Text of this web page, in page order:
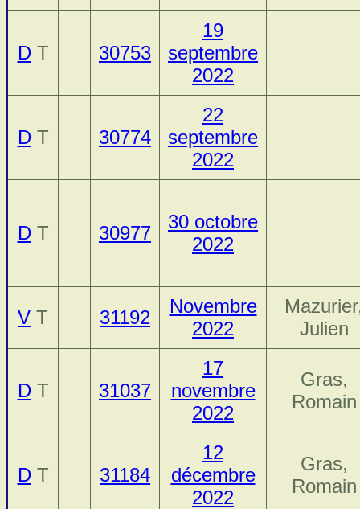
DT 30753
19
septembre
2022
DT 30774
22
septembre
2022
DT 30977
30 octobre
2022
V T 31192
Novembre
2022
Julien
DT 31037
17
novembre
2022
Gras,
Romain
DT 31184
12
décembre
2022
Gras,
Romain